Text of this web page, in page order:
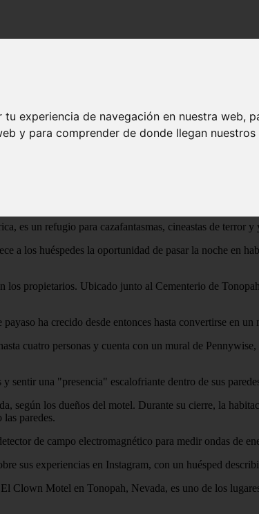
experiencia de navegación en nuestra web,
y para comprender de donde llegan
donde los huéspedes oyen
payasos en exhibición y
electromagnético para medir
es un refugio para cazafantasmas, cineastas de terror y
a los huéspedes la oportunidad de pasar la noche en
los propietarios. Ubicado junto al Cementerio de
ha crecido desde entonces hasta convertirse en un
cuatro personas y cuenta con un mural de
sentir una "presencia" escalofriante dentro de sus
según los dueños del motel. Durante su cierre, la
paredes.
de campo electromagnético para medir ondas de
sus experiencias en Instagram, con un huésped
Motel en Tonopah, Nevada, es uno de los